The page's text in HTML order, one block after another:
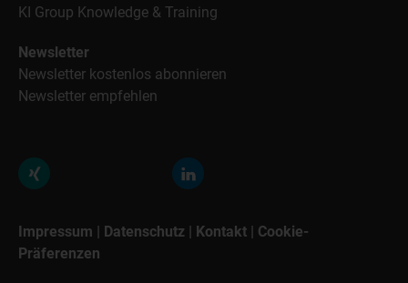
KI Group Knowledge & Training
Newsletter
Newsletter kostenlos abonnieren
Newsletter empfehlen
Impressum | Datenschutz | Kontakt | Cookie-
Präferenzen